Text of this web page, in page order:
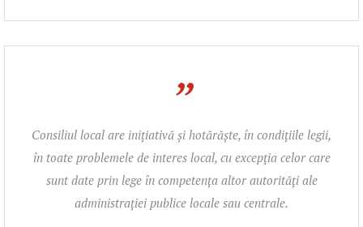
”
Consiliul local are iniţiativă şi hotărăşte, în condiţiile legii,
în toate problemele de interes local, cu excepţia celor care
sunt date prin lege în competenţa altor autorităţi ale
administraţiei publice locale sau centrale.